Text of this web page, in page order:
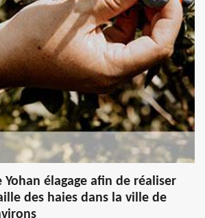
Yohan élagage afin de réaliser
des haies dans la ville de